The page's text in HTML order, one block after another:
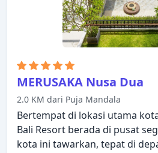
MERUSAKA Nusa Dua
2.0 KM dari Puja Mandala
Bertempat di lokasi utama
Bali Resort berada di pusat
kota ini tawarkan, tepat di